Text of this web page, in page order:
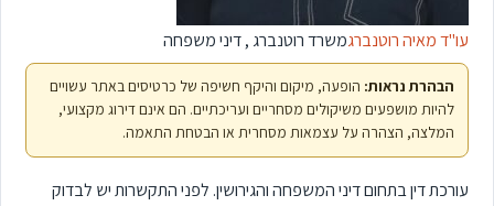
עו"ד מאיה רוטנברגמשרד רוטנברג , דיני משפחה
הבהרת נראות: הופעה, מיקום והיקף חשיפה של כרטיסים באתר עשויים
להיות מושפעים משיקולים מסחריים ועריכתיים. הם אינם דירוג מקצועי,
המלצה, הצהרה על עצמאות מסחרית או הבטחת התאמה.
עורכת דין בתחום דיני המשפחה והגירושין. לפני התקשרות יש לבדוק